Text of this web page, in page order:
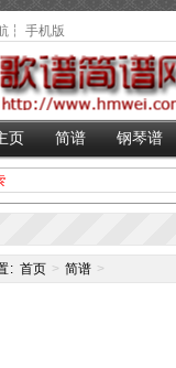
┆ 手机版
页 简谱 钢琴谱
: 首页 > 简谱 >